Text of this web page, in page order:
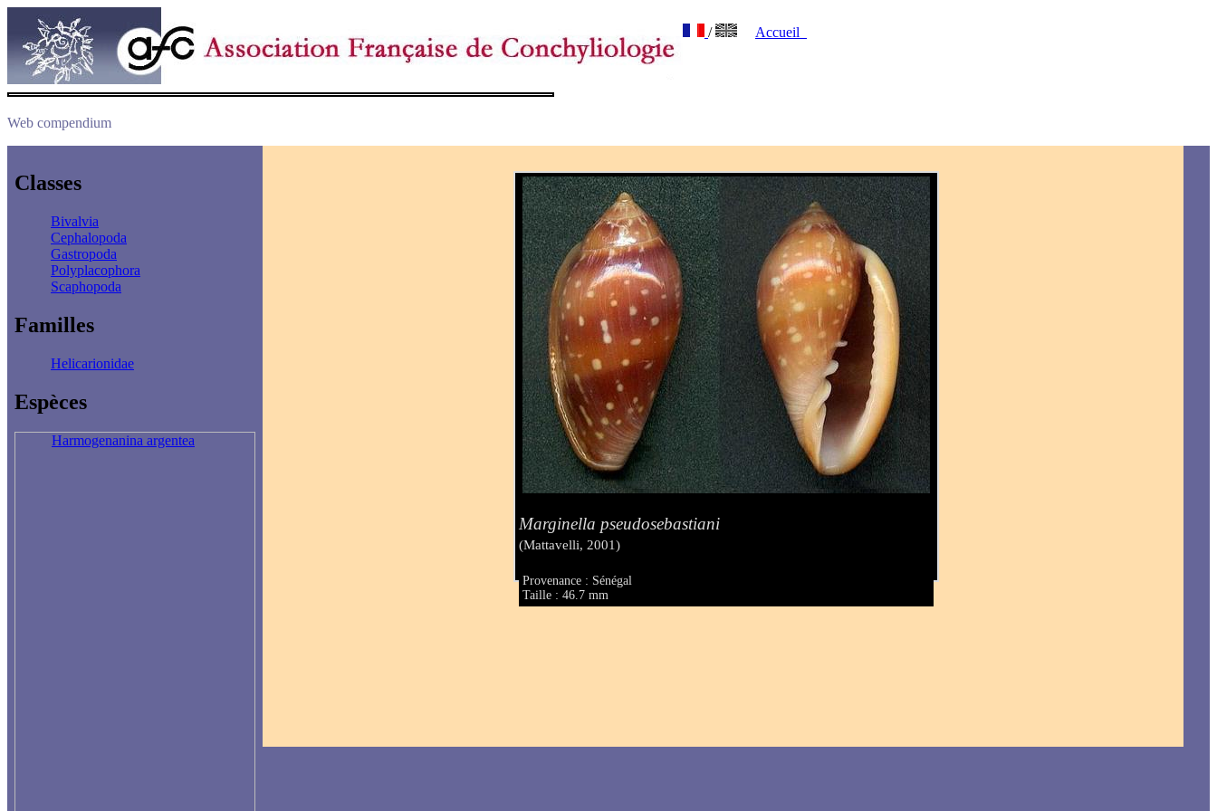
/ Accueil
Web compendium
Classes
Bivalvia
Cephalopoda
Gastropoda
Polyplacophora
Scaphopoda
Familles
Helicarionidae
Espèces
Harmogenanina argentea
Marginella pseudosebastiani
(Mattavelli, 2001)
Provenance : Sénégal
Taille : 46.7 mm